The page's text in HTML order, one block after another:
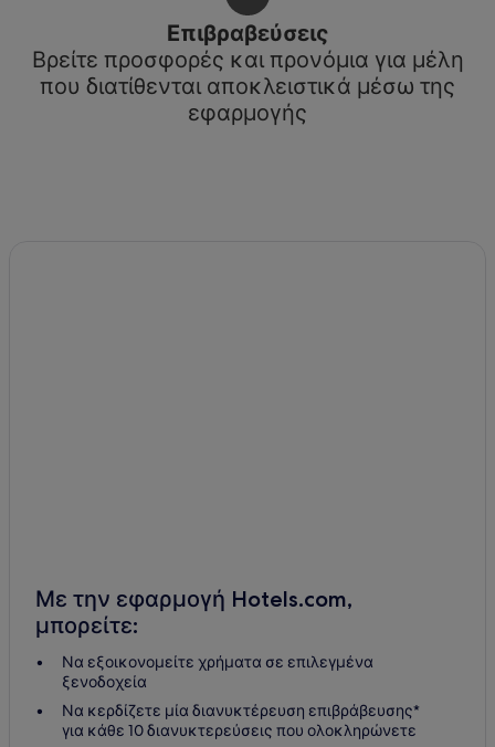
Επιβραβεύσεις
Βρείτε προσφορές και προνόμια για μέλη
που διατίθενται αποκλειστικά μέσω της
εφαρμογής
Με την εφαρμογή Hotels.com,
μπορείτε:
Να εξοικονομείτε χρήματα σε επιλεγμένα
ξενοδοχεία
Να κερδίζετε μία διανυκτέρευση επιβράβευσης*
για κάθε 10 διανυκτερεύσεις που ολοκληρώνετε